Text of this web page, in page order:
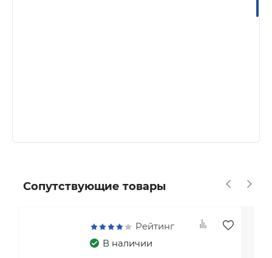
Сопутствующие товары
Рейтинг
В наличии